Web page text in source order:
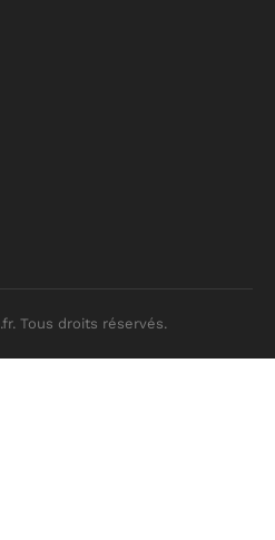
Tous droits réservés.